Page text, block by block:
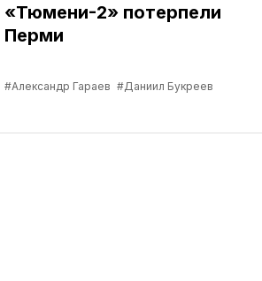
2» потерпели
Перми
#Александр Гараев #Даниил Букреев